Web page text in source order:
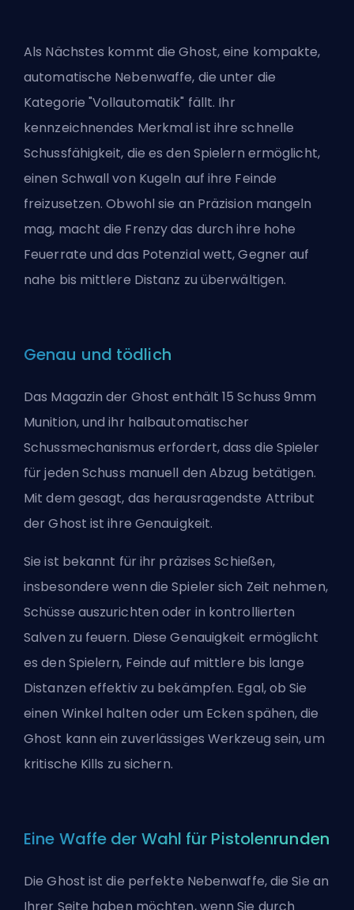
Als Nächstes kommt die Ghost, eine kompakte,
automatische Nebenwaffe, die unter die
Kategorie "Vollautomatik" fällt. Ihr
kennzeichnendes Merkmal ist ihre schnelle
Schussfähigkeit, die es den Spielern ermöglicht,
einen Schwall von Kugeln auf ihre Feinde
freizusetzen. Obwohl sie an Präzision mangeln
mag, macht die Frenzy das durch ihre hohe
Feuerrate und das Potenzial wett, Gegner auf
nahe bis mittlere Distanz zu überwältigen.
Genau und tödlich
Das Magazin der Ghost enthält 15 Schuss 9mm
Munition, und ihr halbautomatischer
Schussmechanismus erfordert, dass die Spieler
für jeden Schuss manuell den Abzug betätigen.
Mit dem gesagt, das herausragendste Attribut
der Ghost ist ihre Genauigkeit.
Sie ist bekannt für ihr präzises Schießen,
insbesondere wenn die Spieler sich Zeit nehmen,
Schüsse auszurichten oder in kontrollierten
Salven zu feuern. Diese Genauigkeit ermöglicht
es den Spielern, Feinde auf mittlere bis lange
Distanzen effektiv zu bekämpfen. Egal, ob Sie
einen Winkel halten oder um Ecken spähen, die
Ghost kann ein zuverlässiges Werkzeug sein, um
kritische Kills zu sichern.
Eine Waffe der Wahl für Pistolenrunden
Die Ghost ist die perfekte Nebenwaffe, die Sie an
Ihrer Seite haben möchten, wenn Sie durch